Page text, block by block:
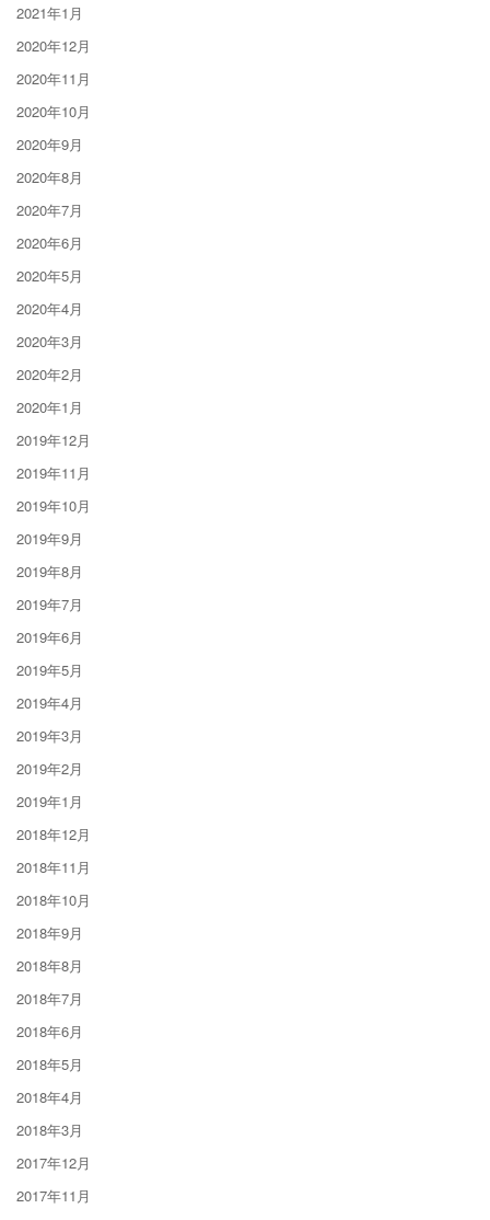
2021年1月
2020年12月
2020年11月
2020年10月
2020年9月
2020年8月
2020年7月
2020年6月
2020年5月
2020年4月
2020年3月
2020年2月
2020年1月
2019年12月
2019年11月
2019年10月
2019年9月
2019年8月
2019年7月
2019年6月
2019年5月
2019年4月
2019年3月
2019年2月
2019年1月
2018年12月
2018年11月
2018年10月
2018年9月
2018年8月
2018年7月
2018年6月
2018年5月
2018年4月
2018年3月
2017年12月
2017年11月